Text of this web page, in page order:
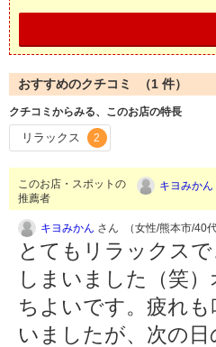
おすすめのクチコミ （1 件）
クチコミからみる、このお店の特長
リラックス 2
このお店・スポットの
推薦者
キヨみかん
キヨみかん さん （女性/熊本市/40代
とてもリラックス
しまいました（笑
ちよいです。疲れ
いましたが、次の